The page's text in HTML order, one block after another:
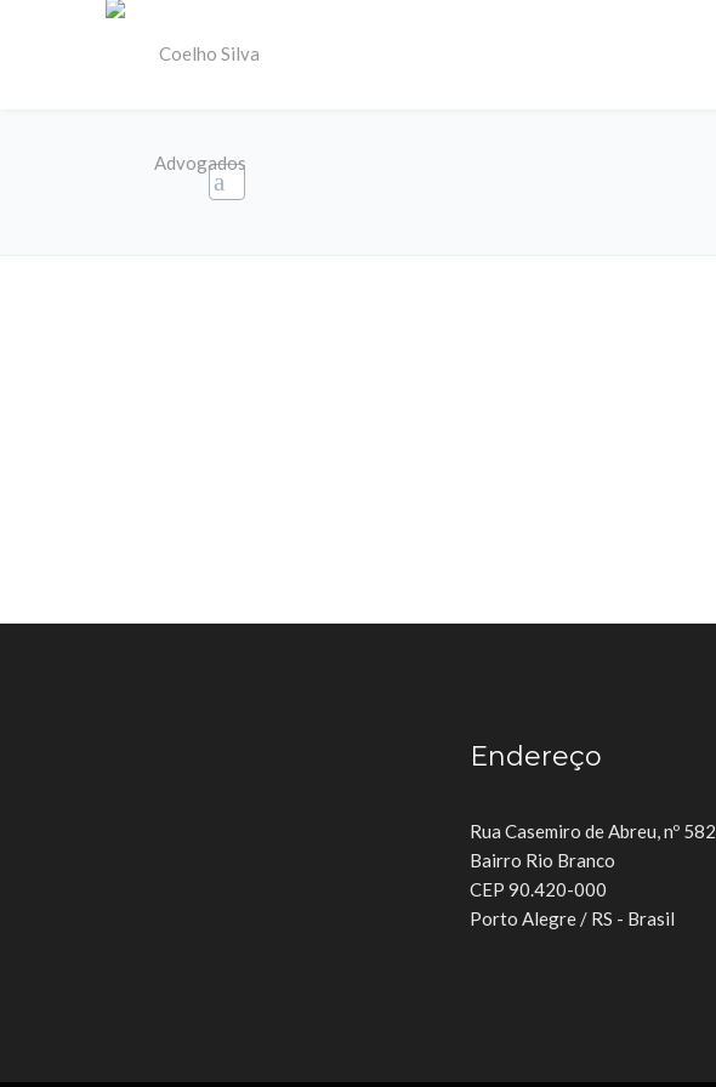
logo3
Endereço
Rua Casemiro de Abreu, nº 582
Bairro Rio Branco
CEP 90.420-000
Porto Alegre / RS - Brasil